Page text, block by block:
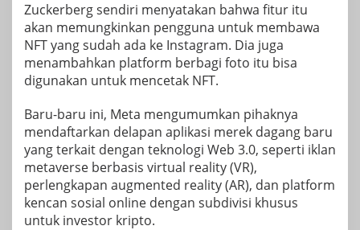
Zuckerberg sendiri menyatakan bahwa fitur itu
akan memungkinkan pengguna untuk membawa
NFT yang sudah ada ke Instagram. Dia juga
menambahkan platform berbagi foto itu bisa
digunakan untuk mencetak NFT.
Baru-baru ini, Meta mengumumkan pihaknya
mendaftarkan delapan aplikasi merek dagang baru
yang terkait dengan teknologi Web 3.0, seperti iklan
metaverse berbasis virtual reality (VR),
perlengkapan augmented reality (AR), dan platform
kencan sosial online dengan subdivisi khusus
untuk investor kripto.